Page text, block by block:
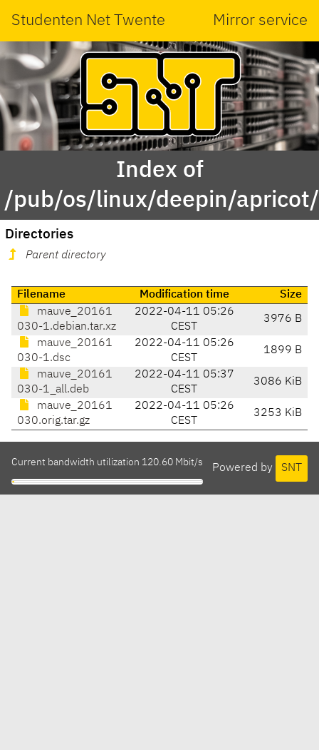
Studenten Net Twente Mirror service
Index of
/pub/os/linux/deepin/
Directories
Parent directory
Filename Modification time
Size
mauve_20161
030-1.debian.tar.xz
2022-04-11 05:26
CEST
3976 B
mauve_20161
030-1.dsc
2022-04-11 05:26
CEST
1899 B
mauve_20161
030-1_all.deb
2022-04-11 05:37
CEST
3086 KiB
mauve_20161
030.orig.tar.gz
2022-04-11 05:26
CEST
3253 KiB
Powered by SNT
Current bandwidth utilization 120.60 Mbit/s